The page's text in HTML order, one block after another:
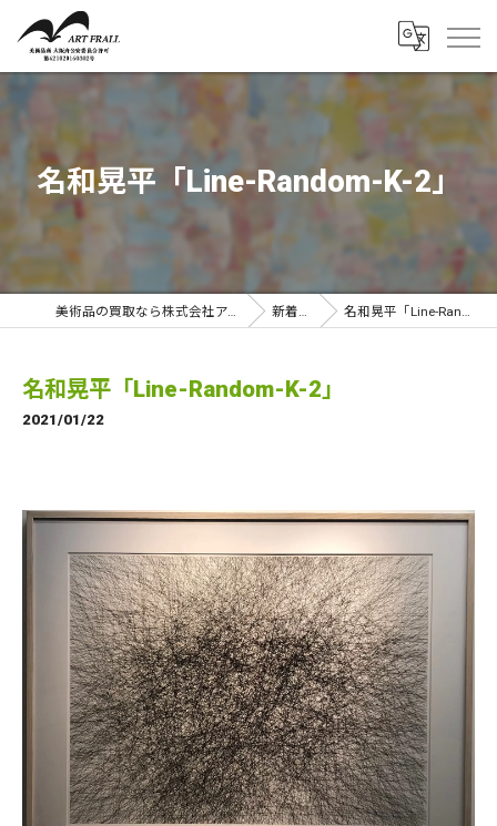
名和晃平「Line-Random-K-2」
美術品の買取なら株式会社アートフラール 新着情報 名和晃平「Line-Random-K-2」
名和晃平「Line-Random-K-2」
2021/01/22